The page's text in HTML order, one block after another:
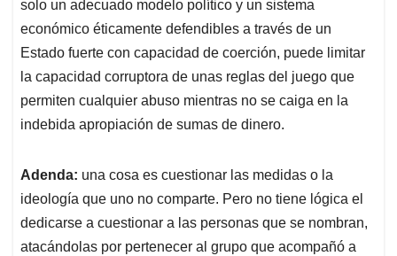
solo un adecuado modelo político y un sistema
económico éticamente defendibles a través de un
Estado fuerte con capacidad de coerción, puede limitar
la capacidad corruptora de unas reglas del juego que
permiten cualquier abuso mientras no se caiga en la
indebida apropiación de sumas de dinero.
Adenda: una cosa es cuestionar las medidas o la
ideología que uno no comparte. Pero no tiene lógica el
dedicarse a cuestionar a las personas que se nombran,
atacándolas por pertenecer al grupo que acompañó a